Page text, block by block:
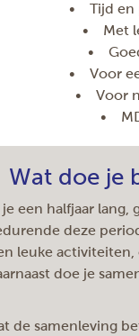
• Tijd en
• Met
•
• Voor
• Voor
•
Wat doe je
een halfjaar
deze
leuke activiteiten,
doe je
de samenleving